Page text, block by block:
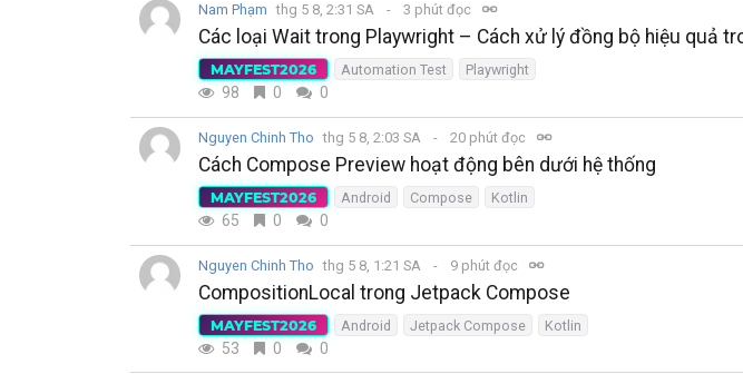
Nam Phạm thg 5 8, 2:31 SA 3 phút đọc
Các loại Wait trong Playwright – Cách xử lý đồng bộ hiệu quả
MAYFEST2026 Automation Test Playwright
98 0 0
Nguyen Chinh Tho thg 5 8, 2:03 SA 20 phút đọc
Cách Compose Preview hoạt động bên dưới hệ thống
MAYFEST2026 Android Compose Kotlin
65 0 0
Nguyen Chinh Tho thg 5 8, 1:21 SA 9 phút đọc
CompositionLocal trong Jetpack Compose
MAYFEST2026 Android Jetpack Compose Kotlin
53 0 0